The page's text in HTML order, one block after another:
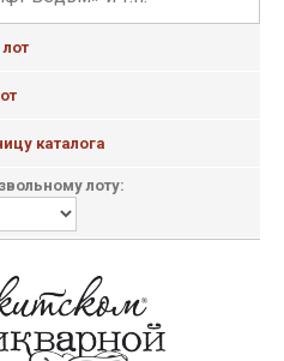
каталога
лоту: